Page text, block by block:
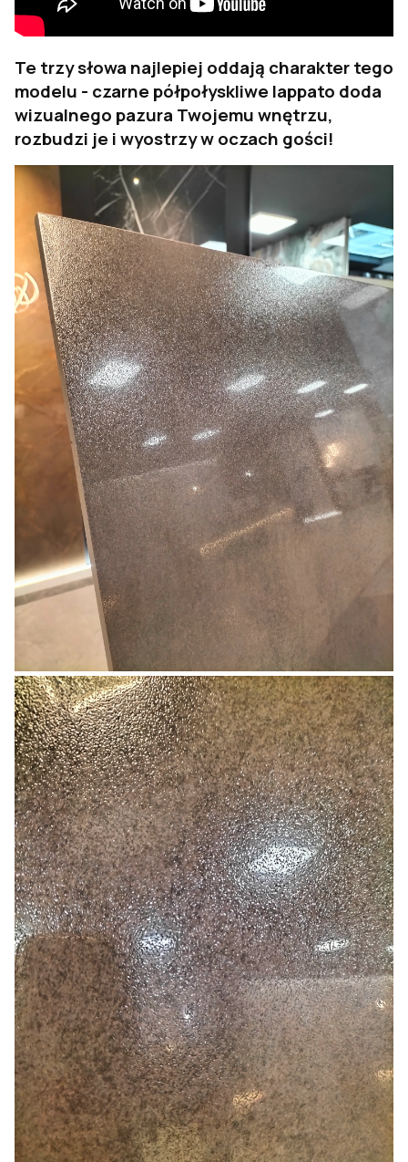
Te trzy słowa najlepiej oddają charakter tego
modelu - czarne półpołyskliwe lappato doda
wizualnego pazura Twojemu wnętrzu,
rozbudzi je i wyostrzy w oczach gości!